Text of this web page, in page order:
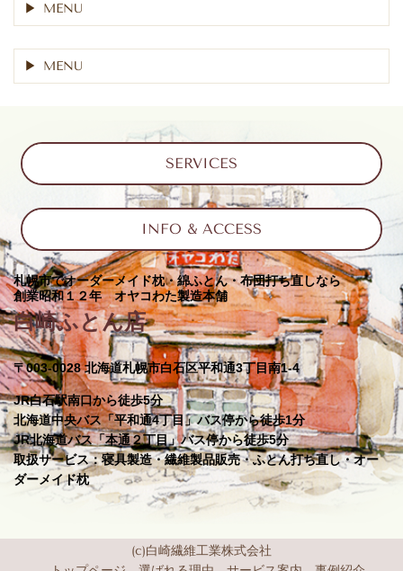
MENU
MENU
SERVICES
INFO & ACCESS
札幌市でオーダーメイド枕・綿ふとん・布団打ち直しなら
創業昭和１２年 オヤコわた製造本舗
白崎ふとん店
〒003-0028 北海道札幌市白石区平和通3丁目南1-4
JR白石駅南口から徒歩5分
北海道中央バス「平和通4丁目」バス停から徒歩1分
JR北海道バス「本通２丁目」バス停から徒歩5分
取扱サービス：寝具製造・繊維製品販売・ふとん打ち直し・オー
ダーメイド枕
(c)白崎繊維工業株式会社